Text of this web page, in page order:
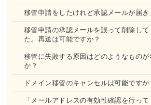
移管申請をしたけれど承認メールが届き
移管申請の承認メールを誤って削除して
た。再送は可能ですか？
移管に失敗する原因はどのようなもの
か？
ドメイン移管のキャンセルは可能ですか
「メールアドレスの有効性確認を行っ